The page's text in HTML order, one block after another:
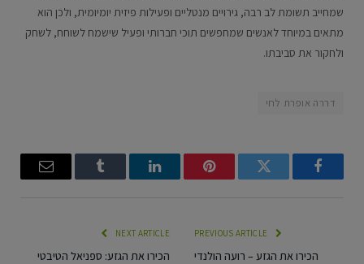
שמחייב תשומת לב רבה, גירויים מנטליים ופעילות פיזית יומיומית, ולכן הוא
מתאים במיוחד לאנשים שמחפשים תוכי חברותי ופעיל שישמח לשוחח, לשחק
ולחקור את סביבתו.
דררה אופרת לחי
Facebook
Twitter
Pinterest
LinkedIn
Tumblr
Email
הכירו את הגזע – רועה הולנדי
NEXT ARTICLE
הכירו את הגזע: ספניאל הטיבטי